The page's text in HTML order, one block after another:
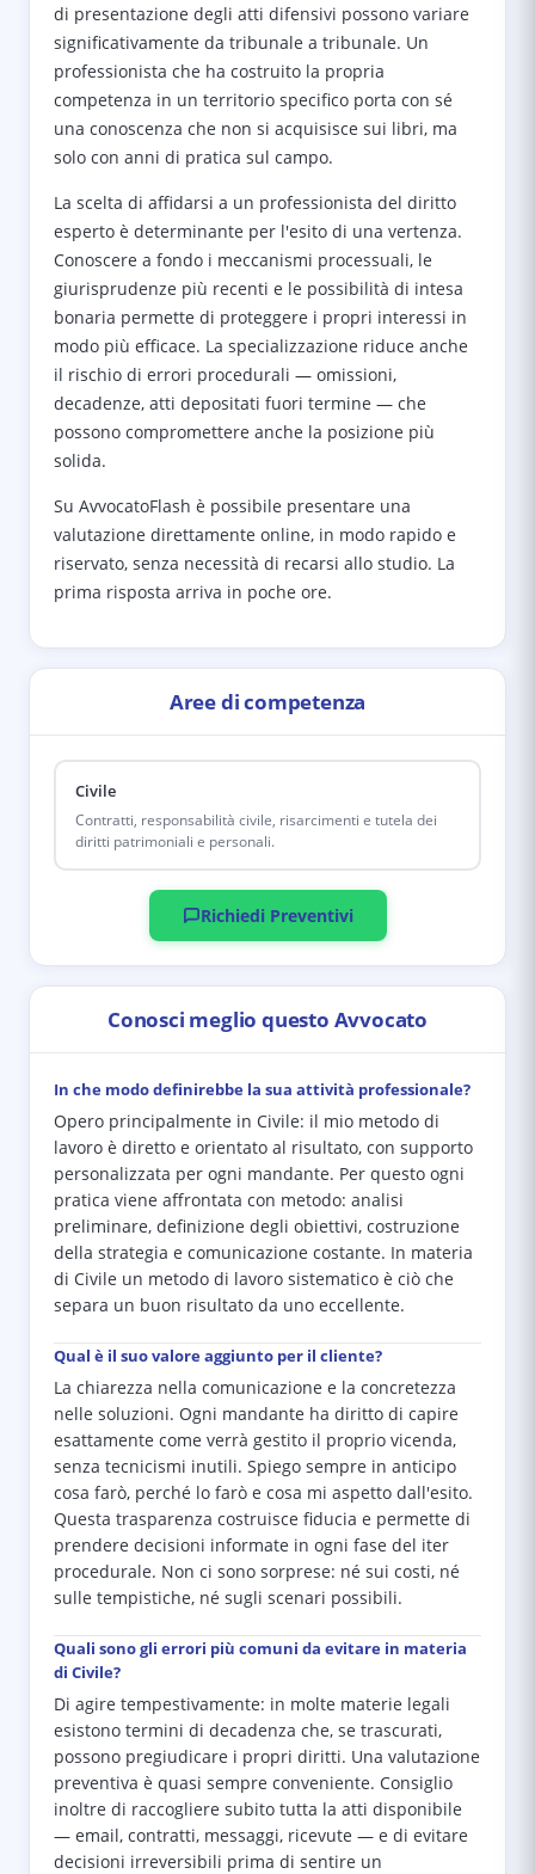
di presentazione degli atti difensivi possono variare
significativamente da tribunale a tribunale. Un
professionista che ha costruito la propria
competenza in un territorio specifico porta con sé
una conoscenza che non si acquisisce sui libri, ma
solo con anni di pratica sul campo.
La scelta di affidarsi a un professionista del diritto
esperto è determinante per l'esito di una vertenza.
Conoscere a fondo i meccanismi processuali, le
giurisprudenze più recenti e le possibilità di intesa
bonaria permette di proteggere i propri interessi in
modo più efficace. La specializzazione riduce anche
il rischio di errori procedurali — omissioni,
decadenze, atti depositati fuori termine — che
possono compromettere anche la posizione più
solida.
Su AvvocatoFlash è possibile presentare una
valutazione direttamente online, in modo rapido e
riservato, senza necessità di recarsi allo studio. La
prima risposta arriva in poche ore.
Aree di competenza
Civile
Contratti, responsabilità civile, risarcimenti e tutela dei
diritti patrimoniali e personali.
Richiedi Preventivi
Conosci meglio questo Avvocato
In che modo definirebbe la sua attività professionale?
Opero principalmente in Civile: il mio metodo di
lavoro è diretto e orientato al risultato, con supporto
personalizzata per ogni mandante. Per questo ogni
pratica viene affrontata con metodo: analisi
preliminare, definizione degli obiettivi, costruzione
della strategia e comunicazione costante. In materia
di Civile un metodo di lavoro sistematico è ciò che
separa un buon risultato da uno eccellente.
Qual è il suo valore aggiunto per il cliente?
La chiarezza nella comunicazione e la concretezza
nelle soluzioni. Ogni mandante ha diritto di capire
esattamente come verrà gestito il proprio vicenda,
senza tecnicismi inutili. Spiego sempre in anticipo
cosa farò, perché lo farò e cosa mi aspetto dall'esito.
Questa trasparenza costruisce fiducia e permette di
prendere decisioni informate in ogni fase del iter
procedurale. Non ci sono sorprese: né sui costi, né
sulle tempistiche, né sugli scenari possibili.
Quali sono gli errori più comuni da evitare in materia
di Civile?
Di agire tempestivamente: in molte materie legali
esistono termini di decadenza che, se trascurati,
possono pregiudicare i propri diritti. Una valutazione
preventiva è quasi sempre conveniente. Consiglio
inoltre di raccogliere subito tutta la atti disponibile
— email, contratti, messaggi, ricevute — e di evitare
decisioni irreversibili prima di sentire un